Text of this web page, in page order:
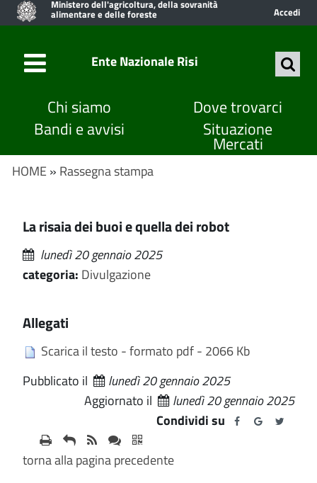
Ministero dell'agricoltura, della sovranità
alimentare e delle foreste Accedi
Ente Nazionale Risi
Chi siamo
Dove trovarci
Bandi e avvisi
Situazione
Mercati
HOME » Rassegna stampa
La risaia dei buoi e quella dei robot
lunedì 20 gennaio 2025
categoria: Divulgazione
Allegati
Scarica il testo - formato pdf - 2066 Kb
Pubblicato il
lunedì 20 gennaio 2025
Aggiornato il
lunedì 20 gennaio 2025
Condividi su
torna alla pagina precedente